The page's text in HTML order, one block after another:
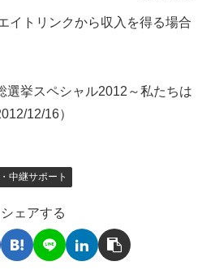
イトリンクから収入を得る場合
選挙スペシャル2012～私たちは
12/16）
中継サポート
シェアする